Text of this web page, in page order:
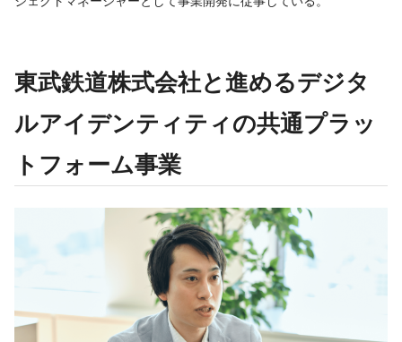
東武鉄道株式会社と進めるデジタ
ルアイデンティティの共通プラッ
トフォーム事業